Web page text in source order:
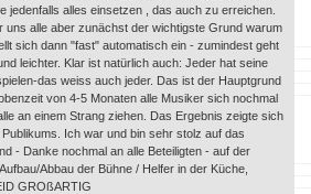
jedenfalls alles einsetzen , das auch zu erreichen.
uns alle aber zunächst der wichtigste Grund warum
sich dann "fast" automatisch ein - zumindest geht
leichter. Klar ist natürlich auch: Jeder hat seine
das weiss auch jeder. Das ist der Hauptgrund
von 4-5 Monaten alle Musiker sich nochmal
an einem Strang ziehen. Das Ergebnis zeigte sich
Ich war und bin sehr stolz auf das
- Danke nochmal an alle Beteiligten - auf der
Abbau der Bühne / Helfer in der Küche,
GROßARTIG